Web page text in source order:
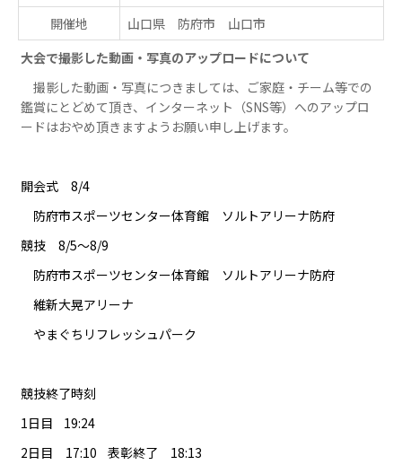
開催地
山口県 防府市 山口市
大会で撮影した動画・写真のアップロードについて
撮影した動画・写真につきましては、ご家庭・チーム等での
鑑賞にとどめて頂き、インターネット（SNS等）へのアップロ
ードはおやめ頂きますようお願い申し上げます。
開会式　8/4
防府市スポーツセンター体育館　ソルトアリーナ防府
競技　8/5～8/9
防府市スポーツセンター体育館 ソルトアリーナ防府
維新大晃アリーナ
やまぐちリフレッシュパーク
競技終了時刻
1日目    19:24
2日目　17:10    表彰終了　18:13